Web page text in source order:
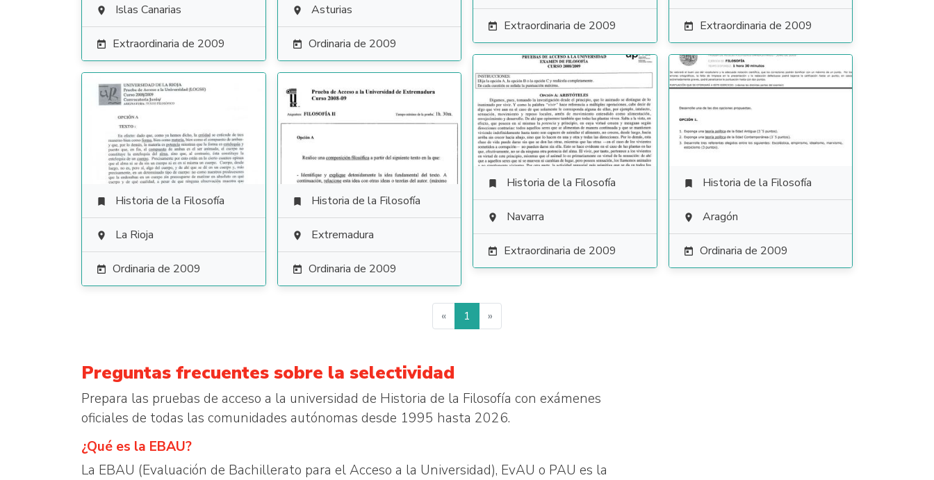
 Extraordinaria de 2009  Extraordinaria de 2009
 Islas Canarias
 Extraordinaria de 2009
 Asturias
 Ordinaria de 2009
 Historia de la Filosofía
 Navarra
 Extraordinaria de 2009
 Historia de la Filosofía
 Aragón
 Ordinaria de 2009
 Historia de la Filosofía
 La Rioja
 Ordinaria de 2009
 Historia de la Filosofía
 Extremadura
 Ordinaria de 2009
« 1 »
Preguntas frecuentes sobre la selectividad
Prepara las pruebas de acceso a la universidad de Historia de la Filosofía con exámenes
oficiales de todas las comunidades autónomas desde 1995 hasta 2026.
¿Qué es la EBAU?
La EBAU (Evaluación de Bachillerato para el Acceso a la Universidad), EvAU o PAU es la